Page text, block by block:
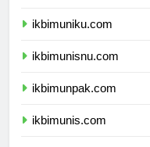
ikbimuniku.com
ikbimunisnu.com
ikbimunpak.com
ikbimunis.com